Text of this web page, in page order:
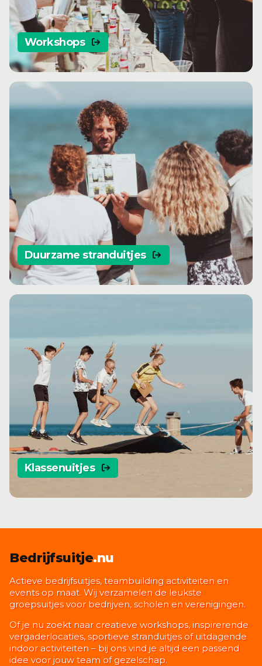
Workshops
Duurzame stranduitjes
Klassenuitjes
Bedrijfsuitje.nu
Actieve bedrijfsuitjes, teambuilding activiteiten en
events op maat. Wij verzamelen de leukste
groepsuitjes voor bedrijven, scholen en verenigingen.
Of je nu zoekt naar creatieve workshops, inspirerende
vergaderlocaties, sportieve stranduitjes of uitdagende
indoor activiteiten – bij ons vind je altijd een passend
idee voor jouw team of gezelschap.